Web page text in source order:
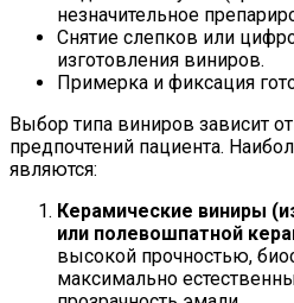
незначительное
Снятие слепков или
изготовления виниров.
Примерка и фиксация
Выбор типа виниров зависит
предпочтений пациента.
являются:
Керамические виниры
или полевошпатной
высокой прочностью,
максимально